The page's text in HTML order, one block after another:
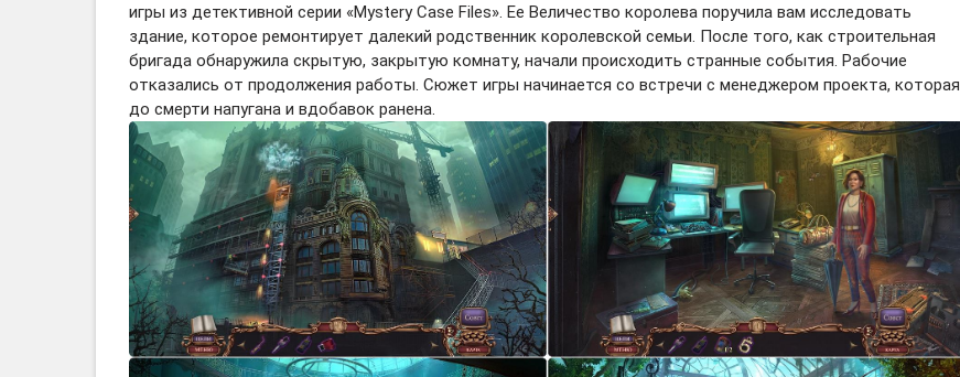
игры из детективной серии «Mystery Case Files». Ее Величество королева поручила вам исследовать
здание, которое ремонтирует далекий родственник королевской семьи. После того, как строительная
бригада обнаружила скрытую, закрытую комнату, начали происходить странные события. Рабочие
отказались от продолжения работы. Сюжет игры начинается со встречи с менеджером проекта, которая
до смерти напугана и вдобавок ранена.